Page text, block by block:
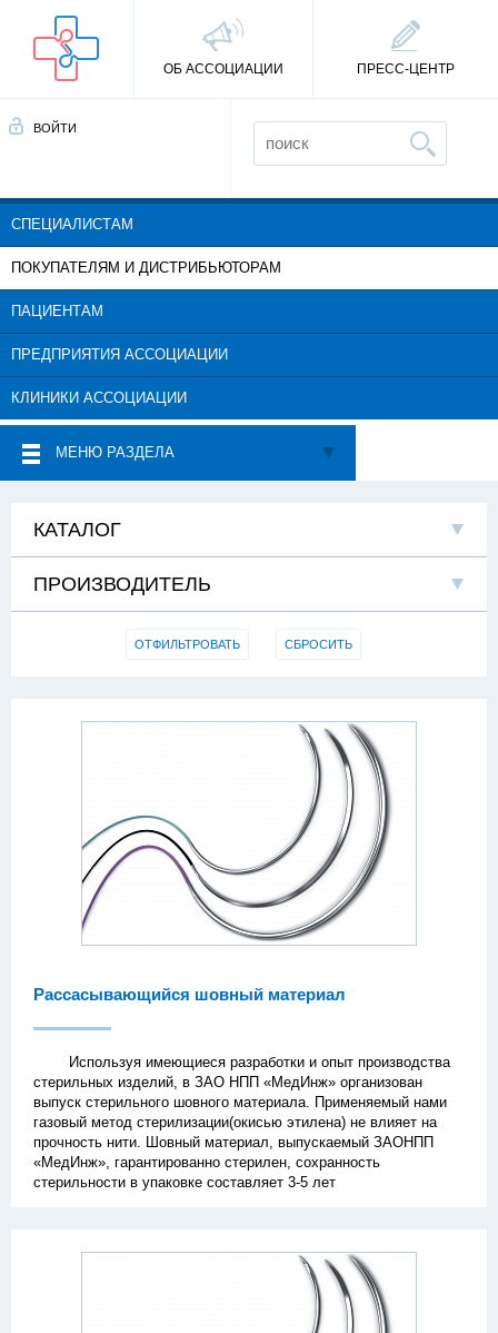
ОБ АССОЦИАЦИИ ПРЕСС-ЦЕНТР
ВОЙТИ
СПЕЦИАЛИСТАМ
ПОКУПАТЕЛЯМ И ДИСТРИБЬЮТОРАМ
ПАЦИЕНТАМ
ПРЕДПРИЯТИЯ АССОЦИАЦИИ
КЛИНИКИ АССОЦИАЦИИ
МЕНЮ РАЗДЕЛА
КАТАЛОГ
ПРОИЗВОДИТЕЛЬ
ОТФИЛЬТРОВАТЬ СБРОСИТЬ
Рассасывающийся шовный материал
Используя имеющиеся разработки и опыт производства
стерильных изделий, в ЗАО НПП «МедИнж» организован
выпуск стерильного шовного материала. Применяемый нами
газовый метод стерилизации(окисью этилена) не влияет на
прочность нити. Шовный материал, выпускаемый ЗАОНПП
«МедИнж», гарантированно стерилен, сохранность
стерильности в упаковке составляет 3-5 лет